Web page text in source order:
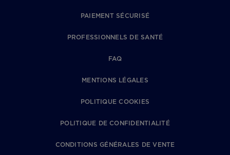
PAIEMENT SÉCURISÉ
PROFESSIONNELS DE SANTÉ
FAQ
MENTIONS LÉGALES
POLITIQUE COOKIES
POLITIQUE DE CONFIDENTIALITÉ
CONDITIONS GÉNÉRALES DE VENTE